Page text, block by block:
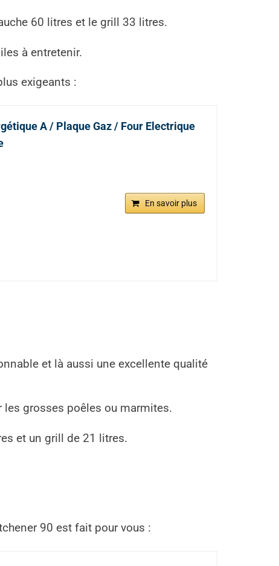
60 litres et le grill 33 litres.
à entretenir.
exigeants :
A / Plaque Gaz / Four Electrique
En savoir plus
et là aussi une excellente qualité
les grosses poêles ou marmites.
et un grill de 21 litres.
90 est fait pour vous :